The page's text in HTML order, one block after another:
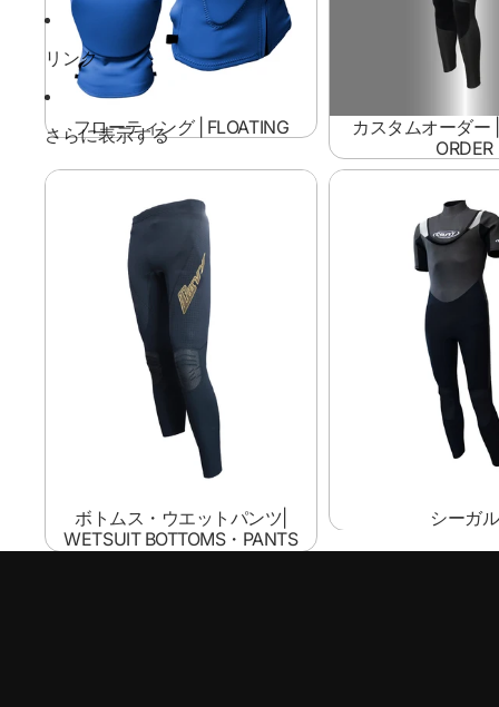
リンク
さらに表示する
フローティング | FLOATING
カスタムオーダー
ORDER
ボトムス・ウエットパンツ|
Wetsuit Bottoms・Pants
ボトムス・ウエットパンツ|
WETSUIT BOTTOMS・PANTS
シーガル
シーガル